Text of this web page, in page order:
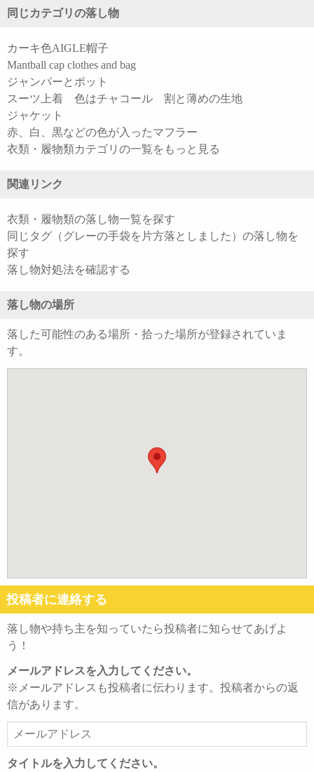
同じカテゴリの落し物
カーキ色AIGLE帽子
Mantball cap clothes and bag
ジャンパーとポット
スーツ上着 色はチャコール 割と薄めの生地
ジャケット
赤、白、黒などの色が入ったマフラー
衣類・履物類カテゴリの一覧をもっと見る
関連リンク
衣類・履物類の落し物一覧を探す
同じタグ（グレーの手袋を片方落としました）の落し物を
探す
落し物対処法を確認する
落し物の場所
落した可能性のある場所・拾った場所が登録されていま
す。
投稿者に連絡する
落し物や持ち主を知っていたら投稿者に知らせてあげよ
う！
メールアドレスを入力してください。
※メールアドレスも投稿者に伝わります。投稿者からの返
信があります。
ー
ル
タイトルを入力してください。